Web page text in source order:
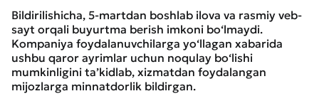
Bildirilishicha, 5-martdan boshlab ilova va rasmiy veb-
sayt orqali buyurtma berish imkoni bo‘lmaydi.
Kompaniya foydalanuvchilarga yo‘llagan xabarida
ushbu qaror ayrimlar uchun noqulay bo‘lishi
mumkinligini ta’kidlab, xizmatdan foydalangan
mijozlarga minnatdorlik bildirgan.